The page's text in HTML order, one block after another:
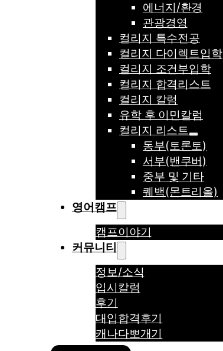
에너지/환경
관광경영
컬리지 특수전공
컬리지 다이렉트입학
컬리지 조건부입학
컬리지 합격리스트
컬리지 칼럼
유학 후 이민칼럼
컬리지 리스트
동부(토론토)
서부(밴쿠버)
중부 및 기타
퀘백(몬트리올)
영어캠프
캠프이야기
커뮤니티
정보/소식
입시칼럼
후기
대입합격후기
캐나다뽀개기